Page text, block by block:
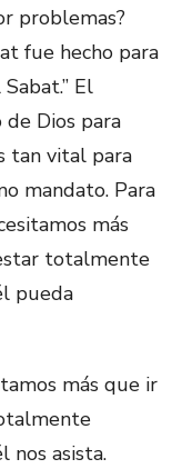
problemas?
fue hecho para
El
Dios para
tan vital para
mandato. Para
más
totalmente
pueda
más que ir
nos asista.